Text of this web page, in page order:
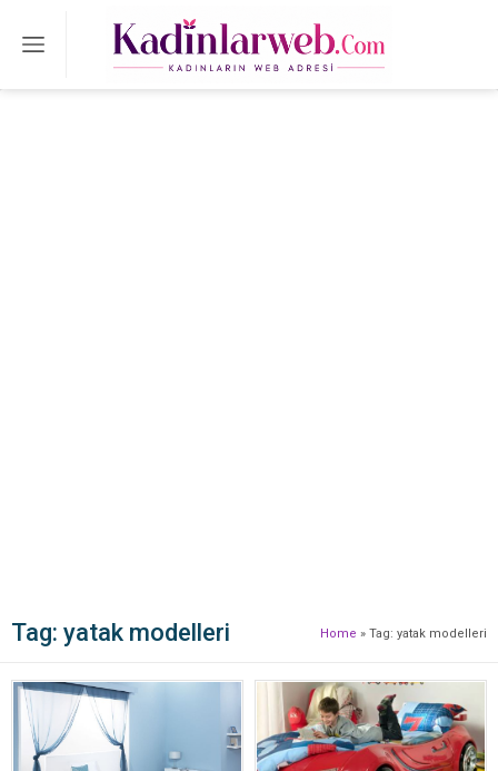
Home » Tag: yatak modelleri
Tag: yatak modelleri